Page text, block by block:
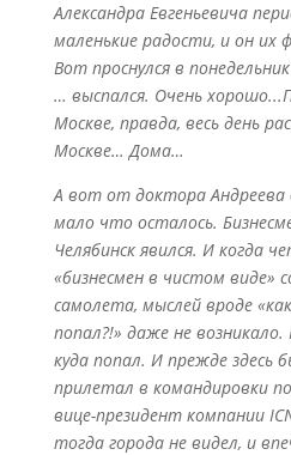
Александра Евгеньевича
маленькие радости, и он их
Вот проснулся в
… выспался. Очень
Москве, правда, весь день
Москве… Дома…
А вот от доктора Андреева
мало что осталось.
Челябинск явился. И когда
«бизнесмен в чистом виде»
самолета, мыслей вроде
попал?!» даже не
куда попал. И прежде здесь
прилетал в командировки по
вице-президент компании
тогда города не видел, и